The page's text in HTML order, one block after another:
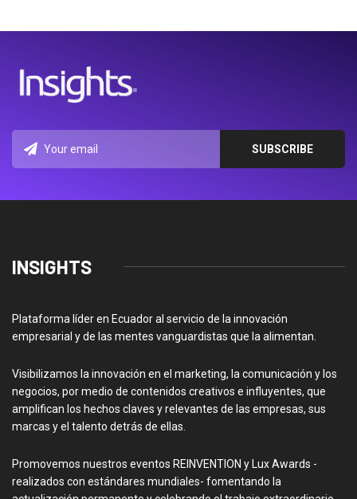
INSIGHTS
Plataforma líder en Ecuador al servicio de la innovación
empresarial y de las mentes vanguardistas que la alimentan.
Visibilizamos la innovación en el marketing, la comunicación y los
negocios, por medio de contenidos creativos e influyentes, que
amplifican los hechos claves y relevantes de las empresas, sus
marcas y el talento detrás de ellas.
Promovemos nuestros eventos REINVENTION y Lux Awards -
realizados con estándares mundiales- fomentando la